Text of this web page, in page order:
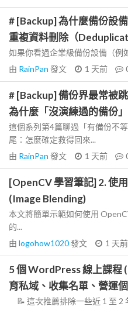
# [Backup] 為什麼備份設
重複資料刪除（
如果你看過企業級備份設備（例
由 RainPan 發文 1 天前
# [Backup] 備份界最常被
為什麼「沒演練過的備份
這個系列第4篇聊過「有備份不
尾：怎麼確定救得回來...
由 RainPan 發文 1 天前
[OpenCV 學習筆記] 2. 使
(Image Blending)
本文將簡單示範如何使用
的...
由 logohow1020發文 1 天前
5 個 WordPress 線上課程
育私域、收集名單、營運
📝 這次推薦排除一些近 1 至 2